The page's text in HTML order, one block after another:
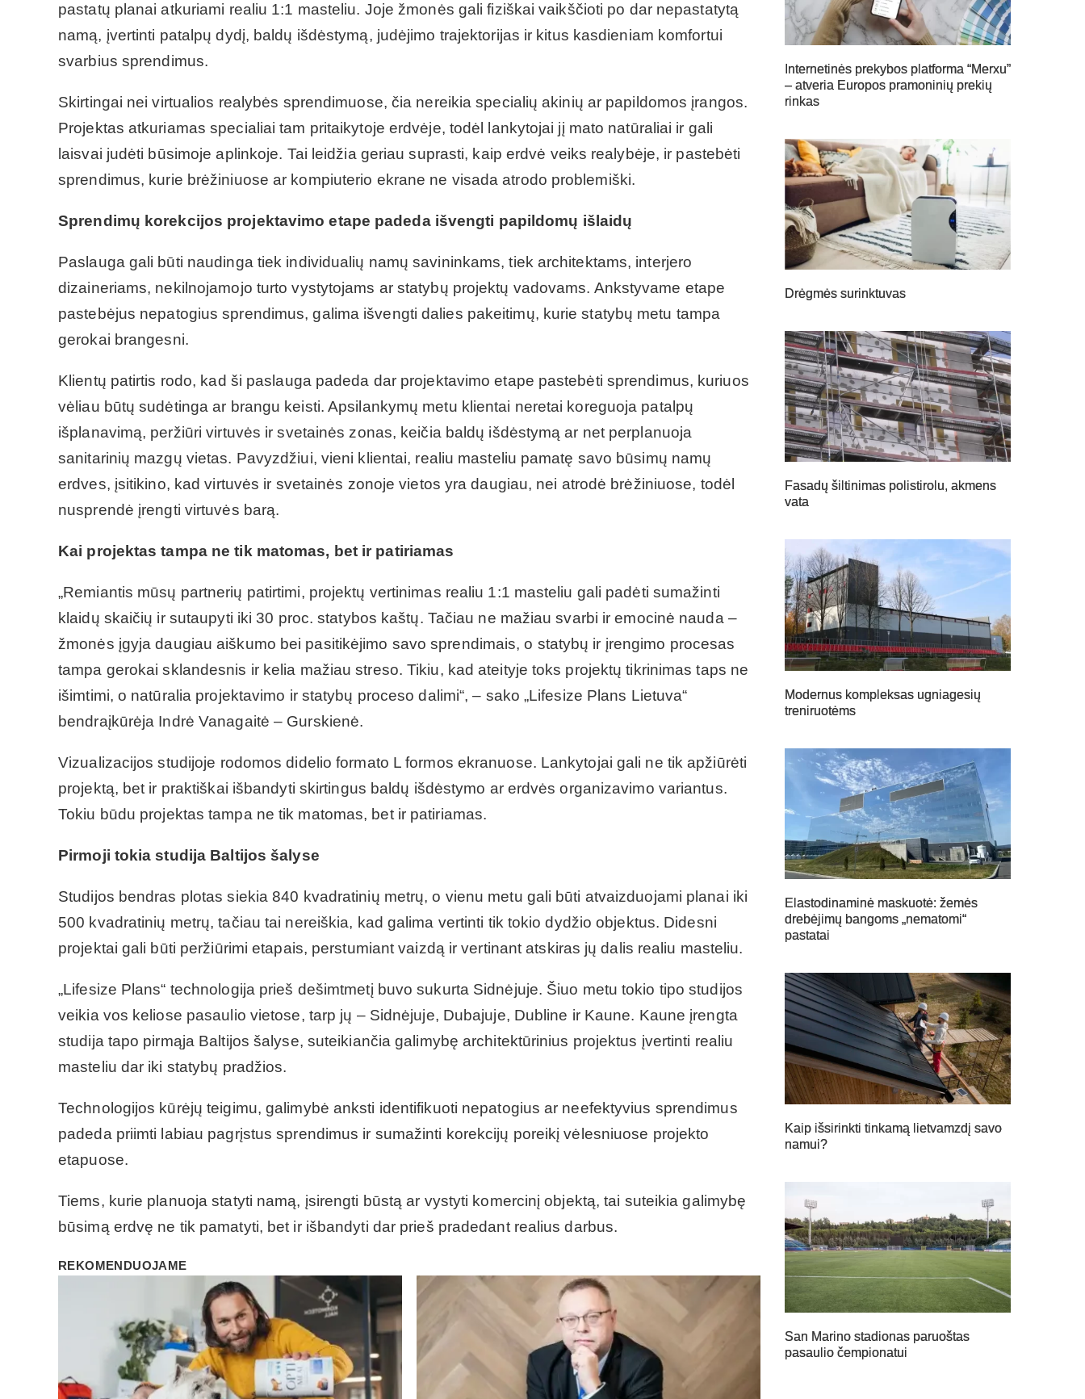
pastatų planai atkuriami realiu 1:1 masteliu. Joje žmonės gali fiziškai vaikščioti po dar nepastatytą
namą, įvertinti patalpų dydį, baldų išdėstymą, judėjimo trajektorijas ir kitus kasdieniam komfortui
svarbius sprendimus.
Skirtingai nei virtualios realybės sprendimuose, čia nereikia specialių akinių ar papildomos įrangos.
Projektas atkuriamas specialiai tam pritaikytoje erdvėje, todėl lankytojai jį mato natūraliai ir gali
laisvai judėti būsimoje aplinkoje. Tai leidžia geriau suprasti, kaip erdvė veiks realybėje, ir pastebėti
sprendimus, kurie brėžiniuose ar kompiuterio ekrane ne visada atrodo problemiški.
Sprendimų korekcijos projektavimo etape padeda išvengti papildomų išlaidų
Paslauga gali būti naudinga tiek individualių namų savininkams, tiek architektams, interjero
dizaineriams, nekilnojamojo turto vystytojams ar statybų projektų vadovams. Ankstyvame etape
pastebėjus nepatogius sprendimus, galima išvengti dalies pakeitimų, kurie statybų metu tampa
gerokai brangesni.
Klientų patirtis rodo, kad ši paslauga padeda dar projektavimo etape pastebėti sprendimus, kuriuos
vėliau būtų sudėtinga ar brangu keisti. Apsilankymų metu klientai neretai koreguoja patalpų
išplanavimą, peržiūri virtuvės ir svetainės zonas, keičia baldų išdėstymą ar net perplanuoja
sanitarinių mazgų vietas. Pavyzdžiui, vieni klientai, realiu masteliu pamatę savo būsimų namų
erdves, įsitikino, kad virtuvės ir svetainės zonoje vietos yra daugiau, nei atrodė brėžiniuose, todėl
nusprendė įrengti virtuvės barą.
Kai projektas tampa ne tik matomas, bet ir patiriamas
„Remiantis mūsų partnerių patirtimi, projektų vertinimas realiu 1:1 masteliu gali padėti sumažinti
klaidų skaičių ir sutaupyti iki 30 proc. statybos kaštų. Tačiau ne mažiau svarbi ir emocinė nauda –
žmonės įgyja daugiau aiškumo bei pasitikėjimo savo sprendimais, o statybų ir įrengimo procesas
tampa gerokai sklandesnis ir kelia mažiau streso. Tikiu, kad ateityje toks projektų tikrinimas taps ne
išimtimi, o natūralia projektavimo ir statybų proceso dalimi“, – sako „Lifesize Plans Lietuva“
bendraįkūrėja Indrė Vanagaitė – Gurskienė.
Vizualizacijos studijoje rodomos didelio formato L formos ekranuose. Lankytojai gali ne tik apžiūrėti
projektą, bet ir praktiškai išbandyti skirtingus baldų išdėstymo ar erdvės organizavimo variantus.
Tokiu būdu projektas tampa ne tik matomas, bet ir patiriamas.
Pirmoji tokia studija Baltijos šalyse
Studijos bendras plotas siekia 840 kvadratinių metrų, o vienu metu gali būti atvaizduojami planai iki
500 kvadratinių metrų, tačiau tai nereiškia, kad galima vertinti tik tokio dydžio objektus. Didesni
projektai gali būti peržiūrimi etapais, perstumiant vaizdą ir vertinant atskiras jų dalis realiu masteliu.
„Lifesize Plans“ technologija prieš dešimtmetį buvo sukurta Sidnėjuje. Šiuo metu tokio tipo studijos
veikia vos keliose pasaulio vietose, tarp jų – Sidnėjuje, Dubajuje, Dubline ir Kaune. Kaune įrengta
studija tapo pirmąja Baltijos šalyse, suteikiančia galimybę architektūrinius projektus įvertinti realiu
masteliu dar iki statybų pradžios.
Technologijos kūrėjų teigimu, galimybė anksti identifikuoti nepatogius ar neefektyvius sprendimus
padeda priimti labiau pagrįstus sprendimus ir sumažinti korekcijų poreikį vėlesniuose projekto
etapuose.
Tiems, kurie planuoja statyti namą, įsirengti būstą ar vystyti komercinį objektą, tai suteikia galimybę
būsimą erdvę ne tik pamatyti, bet ir išbandyti dar prieš pradedant realius darbus.
REKOMENDUOJAME
Internetinės prekybos platforma “Merxu”
– atveria Europos pramoninių prekių
rinkas
Drėgmės surinktuvas
Fasadų šiltinimas polistirolu, akmens
vata
Modernus kompleksas ugniagesių
treniruotėms
Elastodinaminė maskuotė: žemės
drebėjimų bangoms „nematomi“
pastatai
Kaip išsirinkti tinkamą lietvamzdį savo
namui?
San Marino stadionas paruoštas
pasaulio čempionatui